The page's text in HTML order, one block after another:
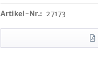
Artikel-Nr.: 27173